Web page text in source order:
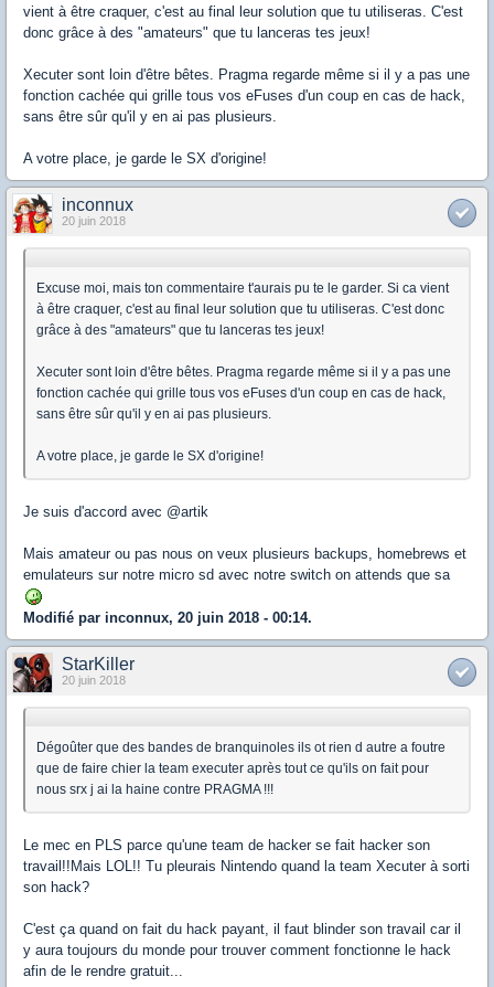
vient à être craquer, c'est au final leur solution que tu utiliseras. C'est
donc grâce à des "amateurs" que tu lanceras tes jeux!
Xecuter sont loin d'être bêtes. Pragma regarde même si il y a pas une
fonction cachée qui grille tous vos eFuses d'un coup en cas de hack,
sans être sûr qu'il y en ai pas plusieurs.
A votre place, je garde le SX d'origine!
inconnux
20 juin 2018
Excuse moi, mais ton commentaire t'aurais pu te le garder. Si ca vient
à être craquer, c'est au final leur solution que tu utiliseras. C'est donc
grâce à des "amateurs" que tu lanceras tes jeux!
Xecuter sont loin d'être bêtes. Pragma regarde même si il y a pas une
fonction cachée qui grille tous vos eFuses d'un coup en cas de hack,
sans être sûr qu'il y en ai pas plusieurs.
A votre place, je garde le SX d'origine!
Je suis d'accord avec @artik
Mais amateur ou pas nous on veux plusieurs backups, homebrews et
emulateurs sur notre micro sd avec notre switch on attends que sa
Modifié par inconnux, 20 juin 2018 - 00:14.
StarKiller
20 juin 2018
Dégoûter que des bandes de branquinoles ils ot rien d autre a foutre
que de faire chier la team executer après tout ce qu'ils on fait pour
nous srx j ai la haine contre PRAGMA !!!
Le mec en PLS parce qu'une team de hacker se fait hacker son
travail!!Mais LOL!! Tu pleurais Nintendo quand la team Xecuter à sorti
son hack?
C'est ça quand on fait du hack payant, il faut blinder son travail car il
y aura toujours du monde pour trouver comment fonctionne le hack
afin de le rendre gratuit...